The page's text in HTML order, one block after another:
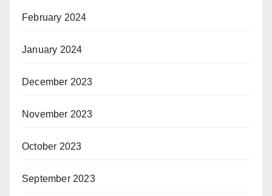
February 2024
January 2024
December 2023
November 2023
October 2023
September 2023